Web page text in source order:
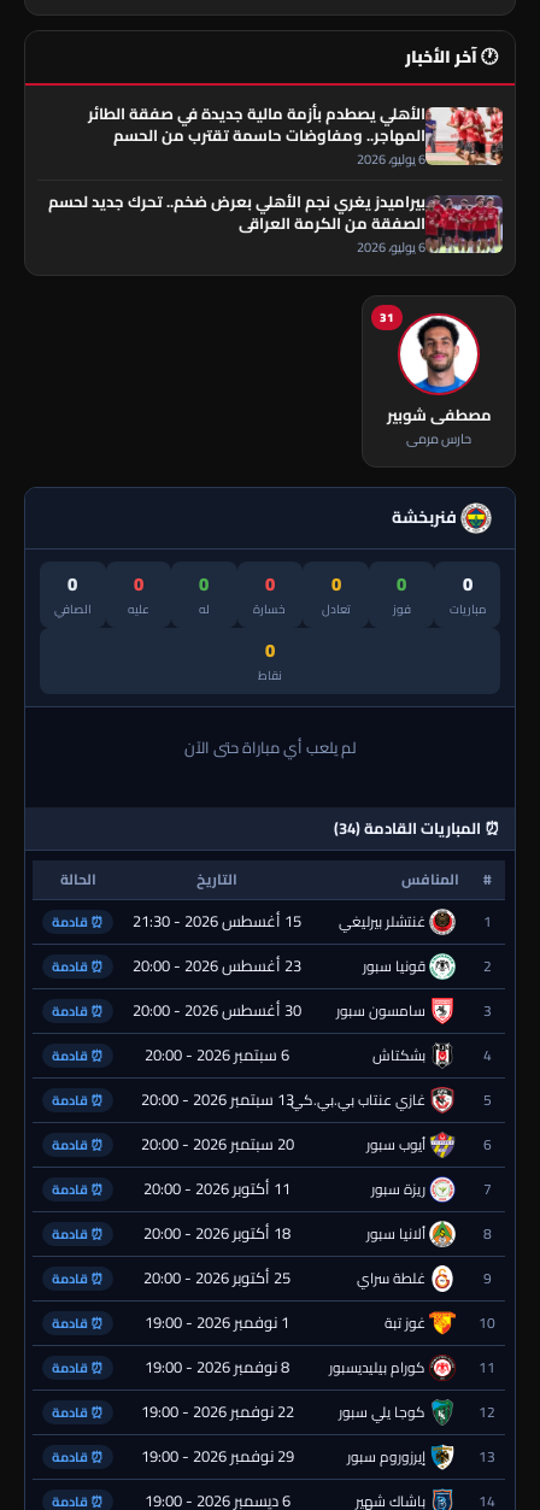
🕐 آخر الأخبار
الأهلي يصطدم بأزمة مالية جديدة في صفقة الطائر
المهاجر.. ومفاوضات حاسمة تقترب من الحسم
6 يوليو، 2026
بيراميدز يغري نجم الأهلي بعرض ضخم.. تحرك جديد لحسم
الصفقة من الكرمة العراقي
6 يوليو، 2026
31
مصطفى شوبير
حارس مرمى
فنربخشة
0
مباريات
0
فوز
0
تعادل
0
خسارة
0
له
0
عليه
0
الصافي
0
نقاط
لم يلعب أي مباراة حتى الآن
⏰ المباريات القادمة (34)
# المنافس التاريخ
الحالة
1
غنتشلر بيرليغي 15 أغسطس 2026 - 21:30 ⏰ قادمة
2 قونيا سبور 23 أغسطس 2026 - 20:00 ⏰ قادمة
3 سامسون سبور 30 أغسطس 2026 - 20:00 ⏰ قادمة
4 بشكتاش 6 سبتمبر 2026 - 20:00 ⏰ قادمة
5 غازي عنتاب بي.بي.كي.13 سبتمبر 2026 - 20:00 ⏰ قادمة
6 أيوب سبور 20 سبتمبر 2026 - 20:00 ⏰ قادمة
7 ريزة سبور 11 أكتوبر 2026 - 20:00 ⏰ قادمة
8 ألانيا سبور 18 أكتوبر 2026 - 20:00 ⏰ قادمة
9 غلطة سراي 25 أكتوبر 2026 - 20:00 ⏰ قادمة
10 غوز تبة 1 نوفمبر 2026 - 19:00 ⏰ قادمة
11 كورام بيليديسبور 8 نوفمبر 2026 - 19:00 ⏰ قادمة
12 كوجا يلي سبور 22 نوفمبر 2026 - 19:00 ⏰ قادمة
13 إيرزوروم سبور 29 نوفمبر 2026 - 19:00 ⏰ قادمة
14 باشاك شهير 6 ديسمبر 2026 - 19:00 ⏰ قادمة